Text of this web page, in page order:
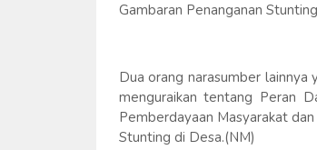
Gambaran Penanganan
Dua orang narasumber
menguraikan tentang Peran
Pemberdayaan Masyarakat
Stunting di Desa.(NM)